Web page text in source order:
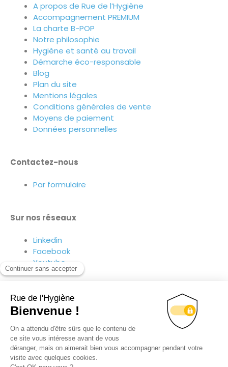
A propos de Rue de l’Hygiène
Accompagnement PREMIUM
La charte B-POP
Notre philosophie
Hygiène et santé au travail
Démarche éco-responsable
Blog
Plan du site
Mentions légales
Conditions générales de vente
Moyens de paiement
Données personnelles
Contactez-nous
Par formulaire
Sur nos réseaux
Linkedin
Facebook
Youtube
Suivez-nous sur nos réseaux !